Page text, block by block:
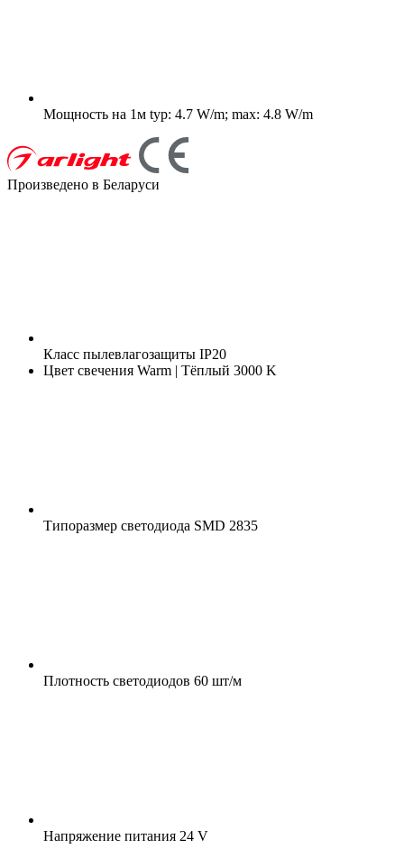
Мощность на 1м typ: 4.7 W/m; max: 4.8 W/m
Произведено в Беларуси
Класс пылевлагозащиты IP20
Цвет свечения Warm | Тёплый 3000 K
Типоразмер светодиода SMD 2835
Плотность светодиодов 60 шт/м
Напряжение питания 24 V